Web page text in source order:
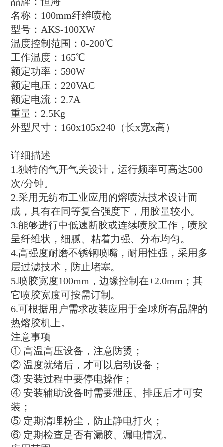
名称：100mm纤维喷枪
型号：AKS-100XW
温度控制范围：0-200℃
工作温度：165℃
额定功率：590W
额定电压：220VAC
额定电流：2.7A
重量：2.5Kg
外型尺寸：160x105x240（长x宽x高）
详细描述
1.独特的气开气关设计，运行频率可高达500
次/分钟。
2.采用无纺布工业应用的熔喷法技术设计而
成，具有在同等复合强度下，用胶量较小。
3.能够进行中低速断胶或连续喷胶工作，喷胶
呈纤维状，细腻、粘着力强、分布均匀。
4.高强度耐磨不锈钢喷嘴，耐用性强，采用多
层过滤技术，防止堵塞。
5.喷胶宽度100mm，边缘控制在±2.0mm；其
它喷胶宽度可按需订制。
6.可根据用户需求改装应用于全球所有品牌的
热熔胶机上。
注意事项
① 高温高压设备，注意防烫；
② 温度就绪后，才可以启动设备；
③ 安装过程中要停电操作；
④ 安装辅助设备时需要泄压、排压后才可安
装；
⑤ 定期清理粉尘，防止静电打火；
⑥ 定期检查是否有漏胶、漏电情况。